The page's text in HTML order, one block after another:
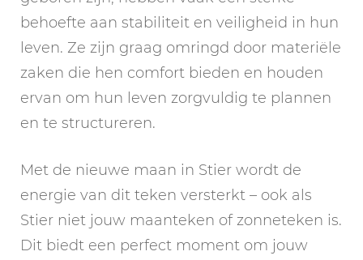
behoefte aan stabiliteit en veiligheid in hun
leven. Ze zijn graag omringd door materiële
zaken die hen comfort bieden en houden
ervan om hun leven zorgvuldig te plannen
en te structureren.
Met de nieuwe maan in Stier wordt de
energie van dit teken versterkt – ook als
Stier niet jouw maanteken of zonneteken is.
Dit biedt een perfect moment om jouw